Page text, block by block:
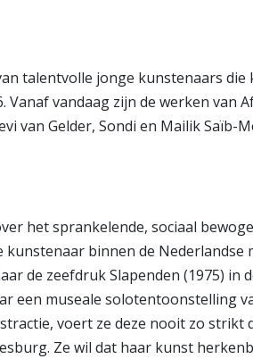
talentvolle jonge kunstenaars die
vandaag zijn de werken van
van Gelder, Sondi en Mailik Saïb-
het sprankelende, sociaal
binnen de Nederlandse
de zeefdruk Slapenden (1975) in
een museale solotentoonstelling
voert ze deze nooit zo strikt
Ze wil dat haar kunst